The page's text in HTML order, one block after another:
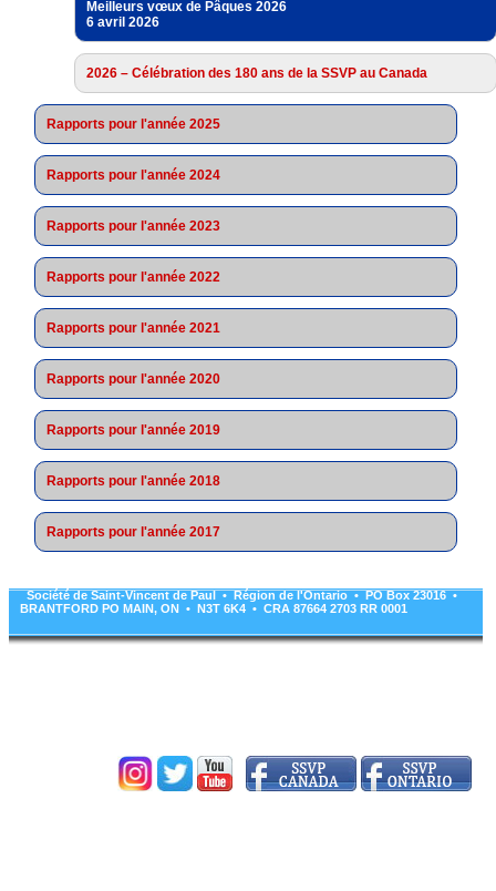
Meilleurs vœux de Pâques 2026
6 avril 2026
2026 – Célébration des 180 ans de la SSVP au Canada
Rapports pour l'année 2025
Rapports pour l'année 2024
Rapports pour l'année 2023
Rapports pour l'année 2022
Rapports pour l'année 2021
Rapports pour l'année 2020
Rapports pour l'année 2019
Rapports pour l'année 2018
Rapports pour l'année 2017
Société de Saint-Vincent de Paul • Région de l'Ontario • PO Box 23016 •
BRANTFORD PO MAIN, ON • N3T 6K4 • CRA 87664 2703 RR 0001